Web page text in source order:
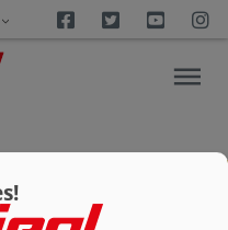
Facebook
Twitter